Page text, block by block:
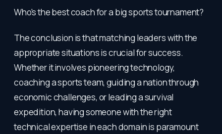
Who's the best coach for a big sports tournament?
The conclusion is that matching leaders with the
appropriate situations is crucial for success.
Whether it involves pioneering technology,
coaching a sports team, guiding a nation through
economic challenges, or leading a survival
expedition, having someone with the right
technical expertise in each domain is paramount